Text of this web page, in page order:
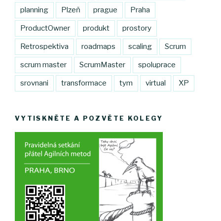
planning Plzeň prague Praha
ProductOwner produkt prostory
Retrospektiva roadmaps scaling Scrum
scrum master ScrumMaster spoluprace
srovnani transformace tym virtual XP
VYTISKNĚTE A POZVĚTE KOLEGY